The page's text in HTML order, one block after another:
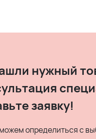
нужный
заявку!
определиться с